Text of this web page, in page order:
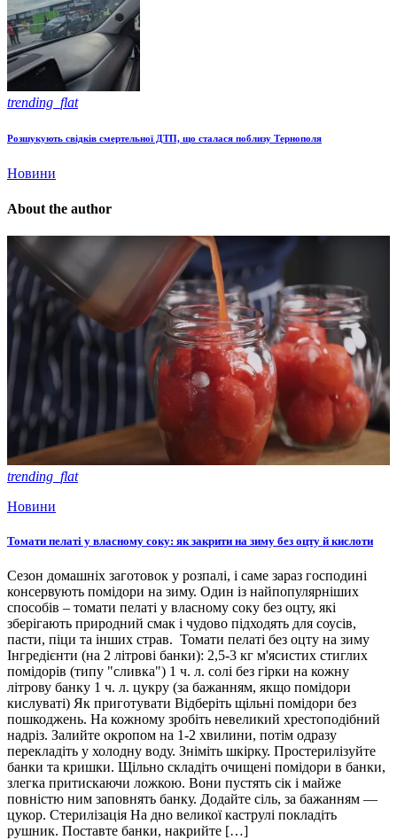
trending_flat
Розшукують свідків смертельної ДТП, що сталася поблизу Тернополя
Новини
About the author
trending_flat
Новини
Томати пелаті у власному соку: як закрити на зиму без оцту й кислоти
Сезон домашніх заготовок у розпалі, і саме зараз господині
консервують помідори на зиму. Один із найпопулярніших
способів – томати пелаті у власному соку без оцту, які
зберігають природний смак і чудово підходять для соусів,
пасти, піци та інших страв. Томати пелаті без оцту на зиму
Інгредієнти (на 2 літрові банки): 2,5-3 кг м'ясистих стиглих
помідорів (типу "сливка") 1 ч. л. солі без гірки на кожну
літрову банку 1 ч. л. цукру (за бажанням, якщо помідори
кислуваті) Як приготувати Відберіть щільні помідори без
пошкоджень. На кожному зробіть невеликий хрестоподібний
надріз. Залийте окропом на 1-2 хвилини, потім одразу
перекладіть у холодну воду. Зніміть шкірку. Простерилізуйте
банки та кришки. Щільно складіть очищені помідори в банки,
злегка притискаючи ложкою. Вони пустять сік і майже
повністю ним заповнять банку. Додайте сіль, за бажанням —
цукор. Стерилізація На дно великої каструлі покладіть
рушник. Поставте банки, накрийте […]